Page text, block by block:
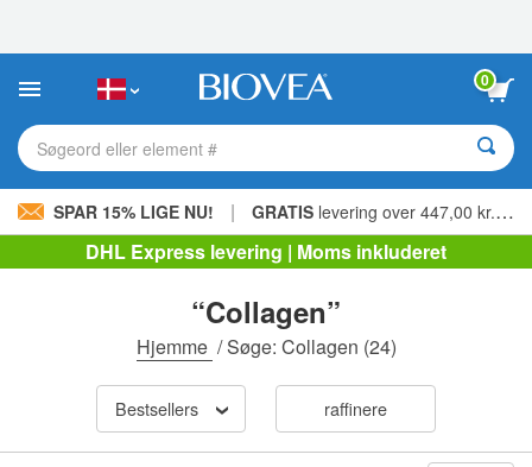
websted
0
Søgeord eller element #
SPAR 15% LIGE NU! | GRATIS levering over 447,00 kr. »
DHL Express levering | Moms inkluderet
“Collagen”
Hjemme /Søge: Collagen (24)
Bestsellers raffinere